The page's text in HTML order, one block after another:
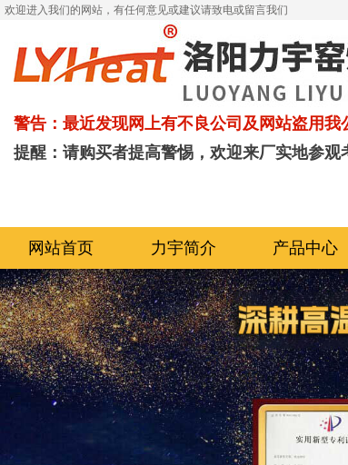
欢迎进入我们的网站，有任何意见或建议请致电或留言我们
警告：最近发现网上有不良公司及网站盗用
提醒：请购买者提高警惕，欢迎来厂实地参观
网站首页 力宇简介 产品中心